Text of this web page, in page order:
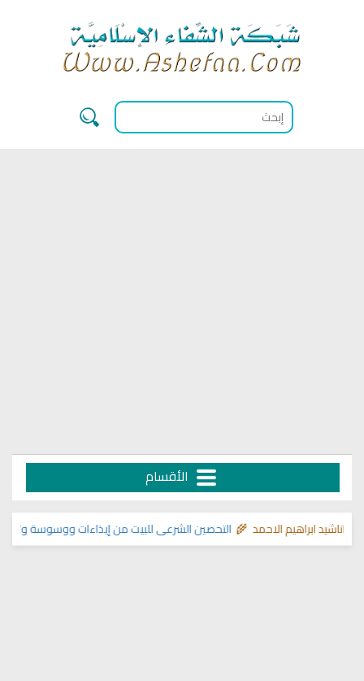
الأقسام
التحصين الشرعي للبيت من إيذاءات ووسوسة وتسلط الجنابراهيم الاحمد 🌾